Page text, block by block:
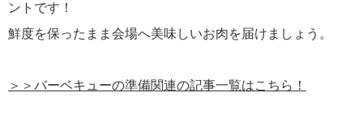
ントです！
鮮度を保ったまま会場へ美味しいお肉を届けましょう。
＞＞バーベキューの準備関連の記事一覧はこちら！